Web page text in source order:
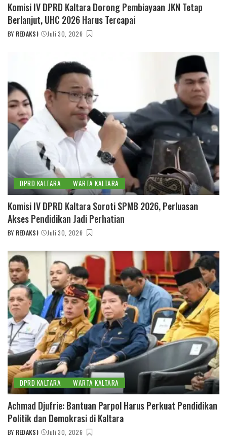
Komisi IV DPRD Kaltara Dorong Pembiayaan JKN Tetap
Berlanjut, UHC 2026 Harus Tercapai
POSTED
BY REDAKSI Juli 30, 2026
DPRD KALTARA WARTA KALTARA
Komisi IV DPRD Kaltara Soroti SPMB 2026, Perluasan
Akses Pendidikan Jadi Perhatian
POSTED
BY REDAKSI Juli 30, 2026
DPRD KALTARA WARTA KALTARA
Achmad Djufrie: Bantuan Parpol Harus Perkuat Pendidikan
Politik dan Demokrasi di Kaltara
POSTED
BY REDAKSI Juli 30, 2026